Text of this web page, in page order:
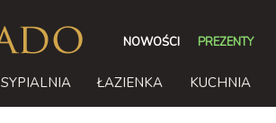
NOWOŚCI PREZENTY
SYPIALNIA ŁAZIENKA KUCHNIA